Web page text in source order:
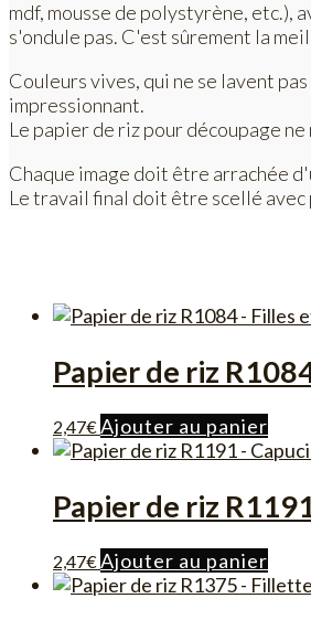
mdf, mousse de polystyrène,
s'ondule pas. C'est sûrement la
Couleurs vives, qui ne se lavent
impressionnant.
Le papier de riz pour découpage
Chaque image doit être arrachée
Le travail final doit être scellé avec
Papier de riz
2,47€Ajouter au panier
Papier de riz
2,47€Ajouter au panier